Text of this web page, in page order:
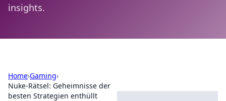
insights.
Home›Gaming›
Nuke-Rätsel: Geheimnisse der
besten Strategien enthüllt